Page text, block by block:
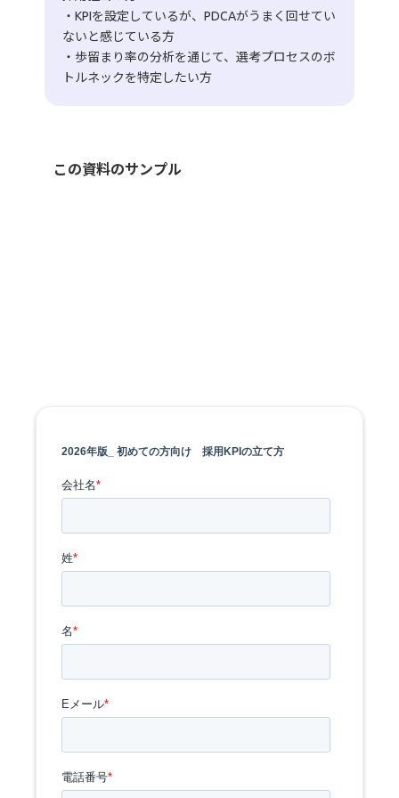
・KPIを設定しているが、PDCAがうまく回せてい
ないと感じている方
・歩留まり率の分析を通じて、選考プロセスのボ
トルネックを特定したい方
この資料のサンプル